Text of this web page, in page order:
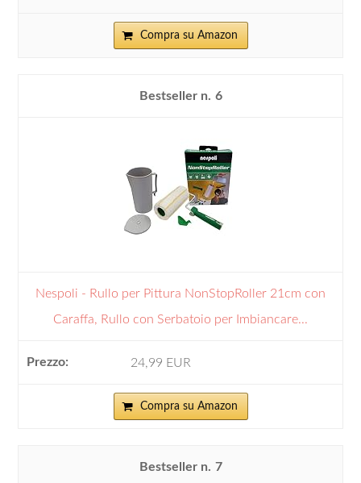
Compra su Amazon
6
Nespoli - Rullo per Pittura NonStopRoller 21cm con
Caraffa, Rullo con Serbatoio per Imbiancare...
24,99 EUR
Compra su Amazon
7